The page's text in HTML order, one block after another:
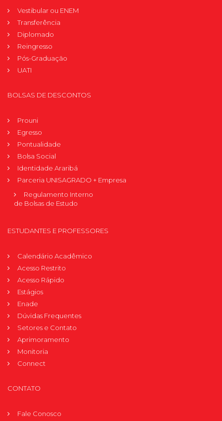
Vestibular ou ENEM
Transferência
Diplomado
Reingresso
Pós-Graduação
UATI
BOLSAS DE DESCONTOS
Prouni
Egresso
Pontualidade
Bolsa Social
Identidade Araribá
Parceria UNISAGRADO + Empresa
Regulamento Interno
de Bolsas de Estudo
ESTUDANTES E PROFESSORES
Calendário Acadêmico
Acesso Restrito
Acesso Rápido
Estágios
Enade
Dúvidas Frequentes
Setores e Contato
Aprimoramento
Monitoria
Connect
CONTATO
Fale Conosco